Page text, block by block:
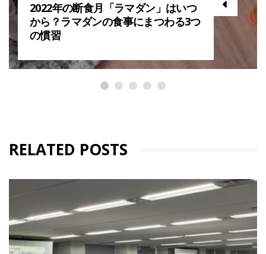
2022年の断食月「ラマダン」はいつ
から？ラマダンの食事にまつわる3つ
の慣習
RELATED POSTS